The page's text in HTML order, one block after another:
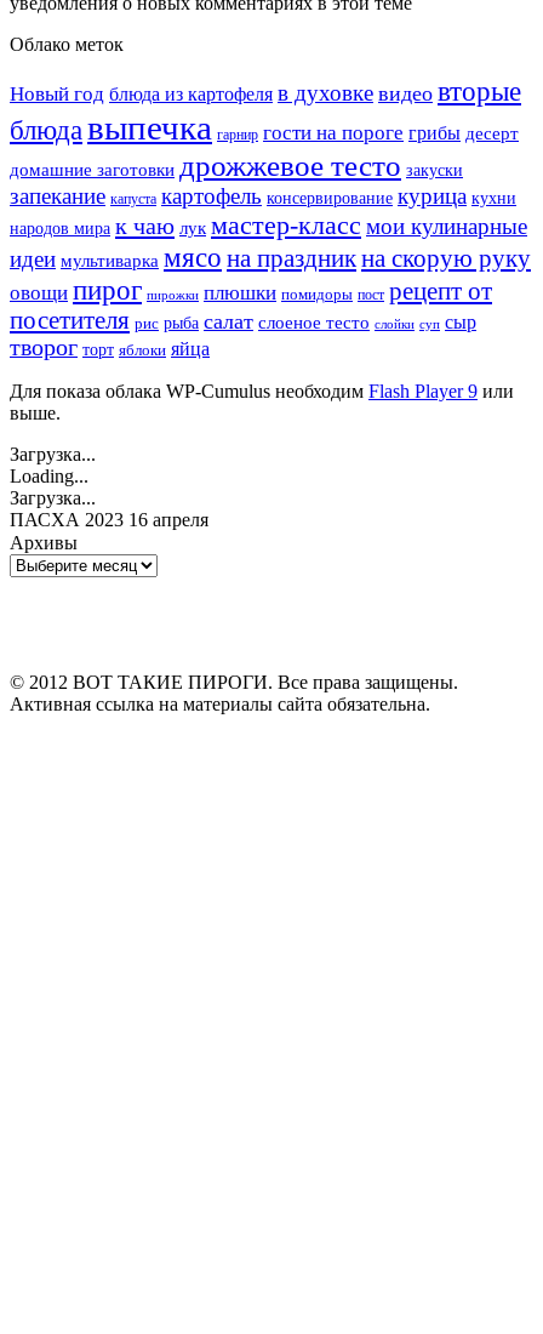
Облако меток
Новый год блюда из картофеля в духовке видео вторые
блюдавыпечка гарнир гости на пороге грибы десерт
домашние заготовки дрожжевое тесто закуски
запекание капуста картофель консервирование курица кухни
народов мира к чаю лук мастер-класс мои кулинарные
идеи мультиварка мясо на праздникна скорую руку
овощи пирог пирожки плюшки помидоры пост рецепт от
посетителя рис рыба салат слоеное тесто слойки суп сыр
творог торт яблоки яйца
Для показа облака WP-Cumulus необходим Flash Player 9 или
выше.
Загрузка...
Loading...
Загрузка...
ПАСХА 2023 16 апреля
Архивы
Архивы
© 2012 ВОТ ТАКИЕ ПИРОГИ. Все права защищены.
Активная ссылка на материалы сайта обязательна.